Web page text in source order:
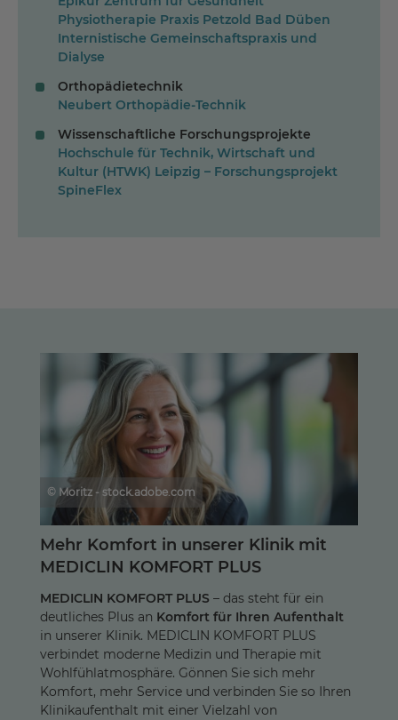
Physiotherapie Praxis Petzold Bad Düben
Internistische Gemeinschaftspraxis und
Dialyse
Orthopädietechnik
Neubert Orthopädie-Technik
Wissenschaftliche Forschungsprojekte
Hochschule für Technik, Wirtschaft und
Kultur (HTWK) Leipzig – Forschungsprojekt
SpineFlex
© Moritz - stock.adobe.com
Mehr Komfort in unserer Klinik mit
MEDICLIN KOMFORT PLUS
MEDICLIN KOMFORT PLUS – das steht für ein
deutliches Plus an Komfort für Ihren Aufenthalt
in unserer Klinik. MEDICLIN KOMFORT PLUS
verbindet moderne Medizin und Therapie mit
Wohlfühlatmosphäre. Gönnen Sie sich mehr
Komfort, mehr Service und verbinden Sie so Ihren
Klinikaufenthalt mit einer Vielzahl von